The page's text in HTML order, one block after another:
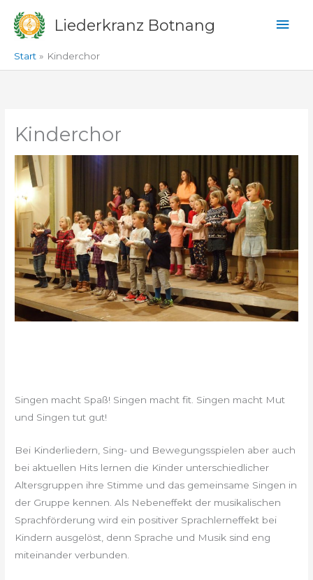
Inhalt
springen
Liederkranz Botnang
Start Kinderchor
Kinderchor
Singen macht Spaß! Singen macht fit. Singen macht Mut
und Singen tut gut!
Bei Kinderliedern, Sing- und Bewegungsspielen aber auch
bei aktuellen Hits lernen die Kinder unterschiedlicher
Altersgruppen ihre Stimme und das gemeinsame Singen in
der Gruppe kennen. Als Nebeneffekt der musikalischen
Sprachförderung wird ein positiver Sprachlerneffekt bei
Kindern ausgelöst, denn Sprache und Musik sind eng
miteinander verbunden.